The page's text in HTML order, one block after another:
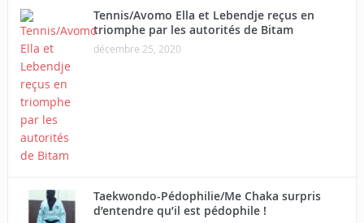
Tennis/Avomo Ella et Lebendje reçus en
triomphe par les autorités de Bitam
décembre 25, 2020
Taekwondo-Pédophilie/Me Chaka surpris
d’entendre qu’il est pédophile !